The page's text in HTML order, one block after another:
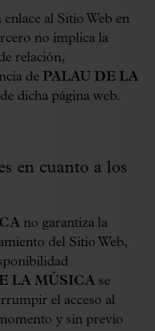
al Sitio Web en
no implica la
relación,
de PALAU DE LA
dicha página web.
en cuanto a los
no garantiza la
del Sitio Web,
LA MÚSICA se
el acceso al
y sin previo